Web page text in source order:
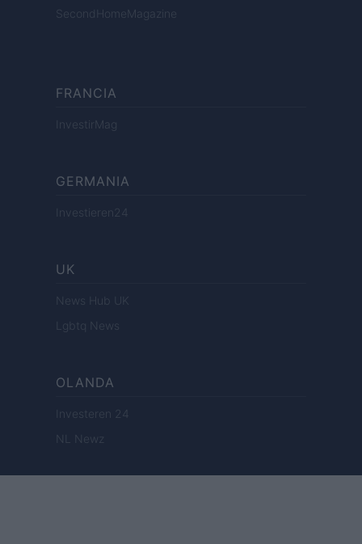
SecondHomeMagazine
FRANCIA
InvestirMag
GERMANIA
Investieren24
UK
News Hub UK
Lgbtq News
OLANDA
Investeren 24
NL Newz